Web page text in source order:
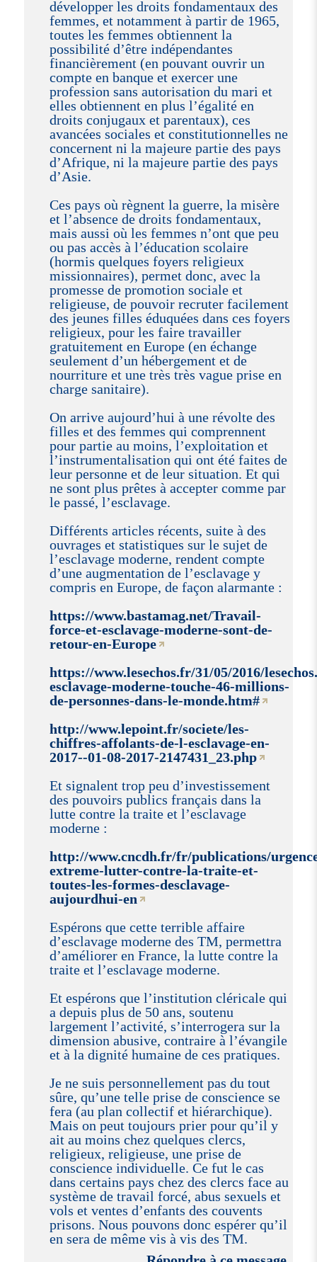
développer les droits fondamentaux des
femmes, et notamment à partir de 1965,
toutes les femmes obtiennent la
possibilité d’être indépendantes
financièrement (en pouvant ouvrir un
compte en banque et exercer une
profession sans autorisation du mari et
elles obtiennent en plus l’égalité en
droits conjugaux et parentaux), ces
avancées sociales et constitutionnelles ne
concernent ni la majeure partie des pays
d’Afrique, ni la majeure partie des pays
d’Asie.
Ces pays où règnent la guerre, la misère
et l’absence de droits fondamentaux,
mais aussi où les femmes n’ont que peu
ou pas accès à l’éducation scolaire
(hormis quelques foyers religieux
missionnaires), permet donc, avec la
promesse de promotion sociale et
religieuse, de pouvoir recruter facilement
des jeunes filles éduquées dans ces foyers
religieux, pour les faire travailler
gratuitement en Europe (en échange
seulement d’un hébergement et de
nourriture et une très très vague prise en
charge sanitaire).
On arrive aujourd’hui à une révolte des
filles et des femmes qui comprennent
pour partie au moins, l’exploitation et
l’instrumentalisation qui ont été faites de
leur personne et de leur situation. Et qui
ne sont plus prêtes à accepter comme par
le passé, l’esclavage.
Différents articles récents, suite à des
ouvrages et statistiques sur le sujet de
l’esclavage moderne, rendent compte
d’une augmentation de l’esclavage y
compris en Europe, de façon alarmante :
https://www.bastamag.net/Travail-
force-et-esclavage-moderne-sont-de-
retour-en-Europe
https://www.lesechos.fr/31/05/2016/
esclavage-moderne-touche-46-millions-
de-personnes-dans-le-monde.htm#
http://www.lepoint.fr/societe/les-
chiffres-affolants-de-l-esclavage-en-
2017--01-08-2017-2147431_23.php
Et signalent trop peu d’investissement
des pouvoirs publics français dans la
lutte contre la traite et l’esclavage
moderne :
http://www.cncdh.fr/fr/publications/
extreme-lutter-contre-la-traite-et-
toutes-les-formes-desclavage-
aujourdhui-en
Espérons que cette terrible affaire
d’esclavage moderne des TM, permettra
d’améliorer en France, la lutte contre la
traite et l’esclavage moderne.
Et espérons que l’institution cléricale qui
a depuis plus de 50 ans, soutenu
largement l’activité, s’interrogera sur la
dimension abusive, contraire à l’évangile
et à la dignité humaine de ces pratiques.
Je ne suis personnellement pas du tout
sûre, qu’une telle prise de conscience se
fera (au plan collectif et hiérarchique).
Mais on peut toujours prier pour qu’il y
ait au moins chez quelques clercs,
religieux, religieuse, une prise de
conscience individuelle. Ce fut le cas
dans certains pays chez des clercs face au
système de travail forcé, abus sexuels et
vols et ventes d’enfants des couvents
prisons. Nous pouvons donc espérer qu’il
en sera de même vis à vis des TM.